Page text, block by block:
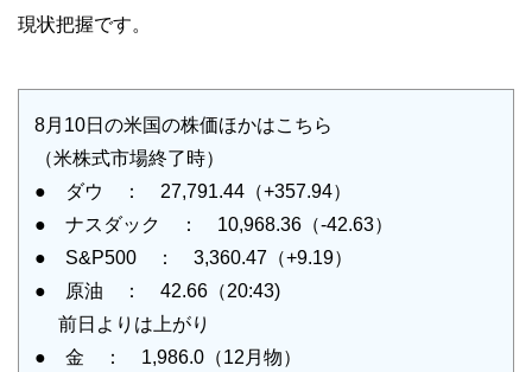
現状把握です。
8月10日の米国の株価ほかはこちら
（米株式市場終了時）
● ダウ ： 27,791.44（+357.94）
● ナスダック ： 10,968.36（-42.63）
● S&P500 ： 3,360.47（+9.19）
● 原油 ： 42.66（20:43)
前日よりは上がり
● 金 ： 1,986.0（12月物）